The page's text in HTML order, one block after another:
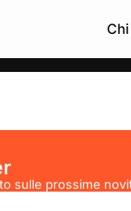
sulle prossime